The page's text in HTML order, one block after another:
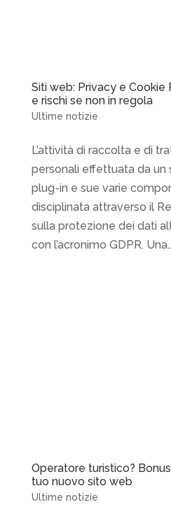
Siti web: Privacy e Cookie
e rischi se non in regola
Ultime notizie
L’attività di raccolta e di
personali effettuata da un
plug-in e sue varie
disciplinata attraverso il
sulla protezione dei dati
con l’acronimo GDPR.
Operatore turistico?
tuo nuovo sito web
Ultime notizie